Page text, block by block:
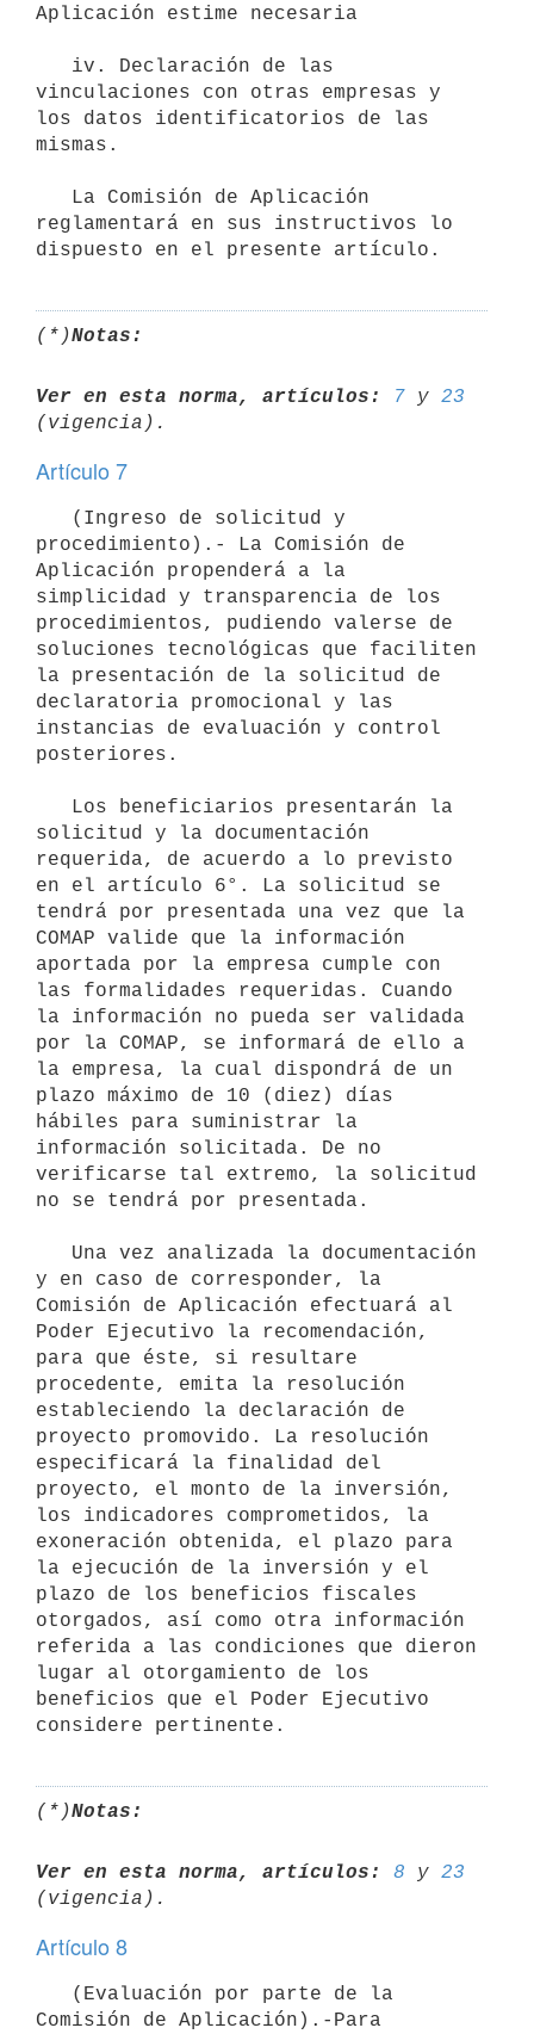
Aplicación estime necesaria
vinculaciones con otras empresas y
los datos identificatorios de las
mismas.
reglamentará en sus instructivos lo
(*)Notas:
Ver en esta norma, artículos: 7 y 23
Artículo 7
procedimiento).- La Comisión de
Aplicación propenderá a la
simplicidad y transparencia de los
procedimientos, pudiendo valerse de
soluciones tecnológicas que faciliten
la presentación de la solicitud de
declaratoria promocional y las
instancias de evaluación y control
posteriores.
solicitud y la documentación
requerida, de acuerdo a lo previsto
en el artículo 6°. La solicitud se
tendrá por presentada una vez que la
COMAP valide que la información
aportada por la empresa cumple con
las formalidades requeridas. Cuando
la información no pueda ser validada
por la COMAP, se informará de ello a
la empresa, la cual dispondrá de un
plazo máximo de 10 (diez) días
hábiles para suministrar la
información solicitada. De no
verificarse tal extremo, la solicitud
no se tendrá por presentada.
y en caso de corresponder, la
Comisión de Aplicación efectuará al
Poder Ejecutivo la recomendación,
para que éste, si resultare
procedente, emita la resolución
estableciendo la declaración de
proyecto promovido. La resolución
especificará la finalidad del
proyecto, el monto de la inversión,
los indicadores comprometidos, la
exoneración obtenida, el plazo para
la ejecución de la inversión y el
plazo de los beneficios fiscales
otorgados, así como otra información
referida a las condiciones que dieron
lugar al otorgamiento de los
beneficios que el Poder Ejecutivo
(*)Notas:
Ver en esta norma, artículos: 8 y 23
Artículo 8
Comisión de Aplicación).-Para